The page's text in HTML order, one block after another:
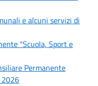
e alcuni servizi di
"Scuola, Sport e
Permanente
2026